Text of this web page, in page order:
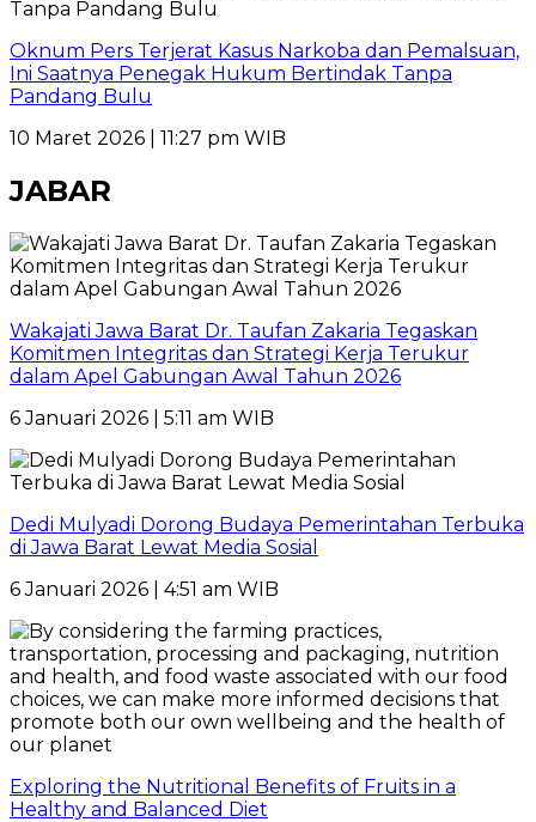
Oknum Pers Terjerat Kasus Narkoba dan Pemalsuan,
Ini Saatnya Penegak Hukum Bertindak Tanpa
Pandang Bulu
10 Maret 2026 | 11:27 pm WIB
JABAR
Wakajati Jawa Barat Dr. Taufan Zakaria Tegaskan
Komitmen Integritas dan Strategi Kerja Terukur
dalam Apel Gabungan Awal Tahun 2026
6 Januari 2026 | 5:11 am WIB
Dedi Mulyadi Dorong Budaya Pemerintahan Terbuka
di Jawa Barat Lewat Media Sosial
6 Januari 2026 | 4:51 am WIB
Exploring the Nutritional Benefits of Fruits in a
Healthy and Balanced Diet